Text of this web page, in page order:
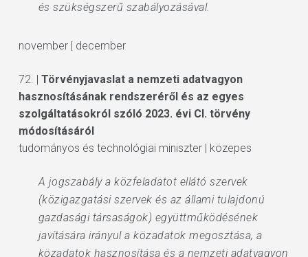
és szükségszerű szabályozásával.
november | december
72. | Törvényjavaslat a nemzeti adatvagyon
hasznosításának rendszeréről és az egyes
szolgáltatásokról szóló 2023. évi CI. törvény
módosításáról
tudományos és technológiai miniszter | közepes
A jogszabály a közfeladatot ellátó szervek
(közigazgatási szervek és az állami tulajdonú
gazdasági társaságok) együttműködésének
javítására irányul a közadatok megosztása, a
közadatok hasznosítása és a nemzeti adatvagyon